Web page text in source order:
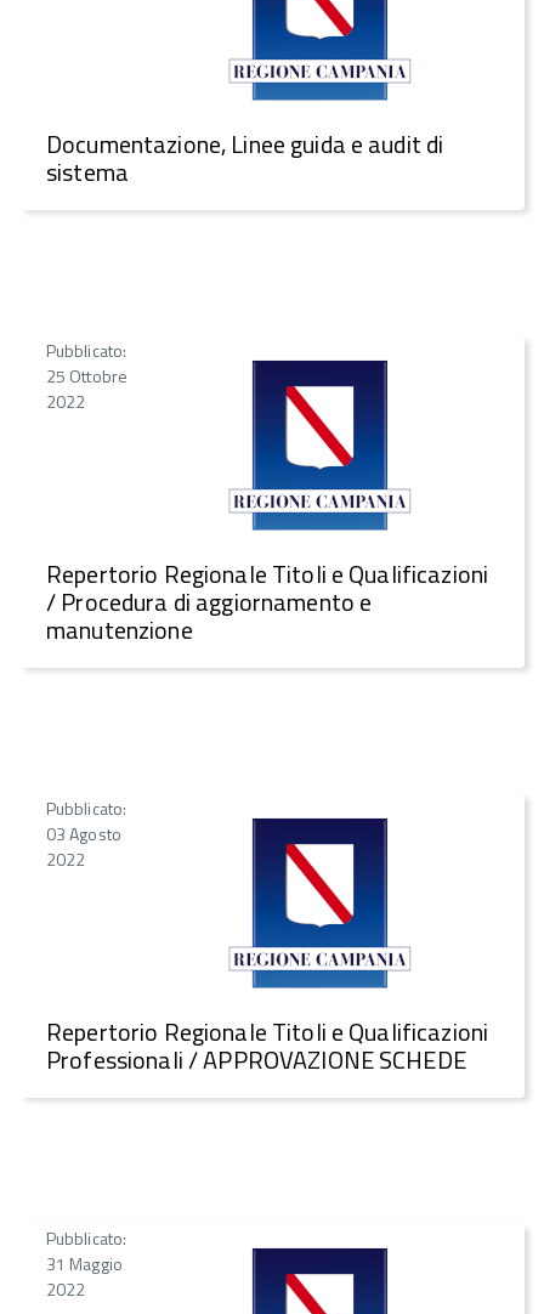
Documentazione, Linee guida e audit di
sistema
Pubblicato:
25 Ottobre
2022
Repertorio Regionale Titoli e Qualificazioni
/ Procedura di aggiornamento e
manutenzione
Pubblicato:
03 Agosto
2022
Repertorio Regionale Titoli e Qualificazioni
Professionali / APPROVAZIONE SCHEDE
Pubblicato:
31 Maggio
2022